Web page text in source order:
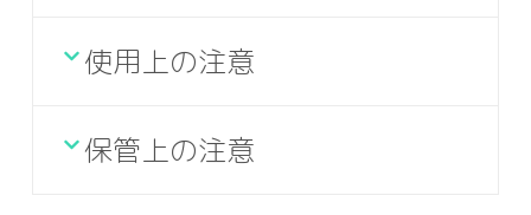
使用上の注意
保管上の注意